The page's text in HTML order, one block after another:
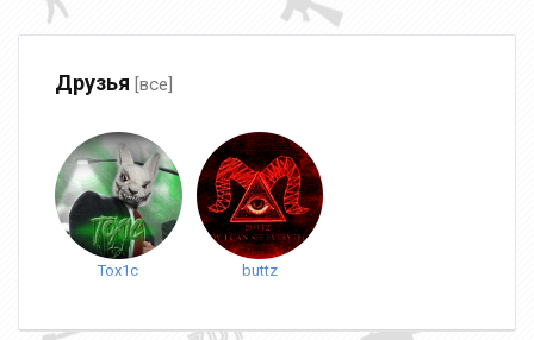
Друзья [все]
Tox1c buttz